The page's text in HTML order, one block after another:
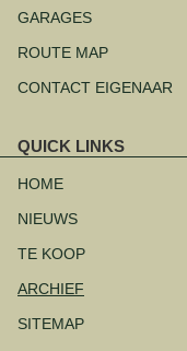
overslaan
GARAGES
ROUTE MAP
CONTACT EIGENAAR
QUICK LINKS
overslaan
HOME
NIEUWS
TE KOOP
ARCHIEF
SITEMAP